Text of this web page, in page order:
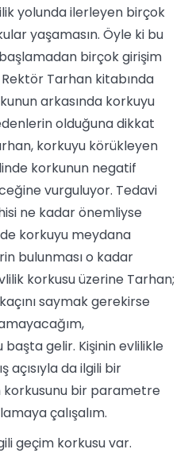
yolunda ilerleyen birçok
yaşamasın. Öyle ki bu
birçok girişim
Tarhan kitabında
arkasında korkuyu
olduğuna dikkat
korkuyu körükleyen
korkunun negatif
vurguluyor. Tedavi
ne kadar önemliyse
korkuyu meydana
bulunması o kadar
korkusu üzerine Tarhan;
saymak gerekirse
gelir. Kişinin evlilikle
açısıyla da ilgili bir
korkusunu bir parametre
çalışalım.
geçim korkusu var.